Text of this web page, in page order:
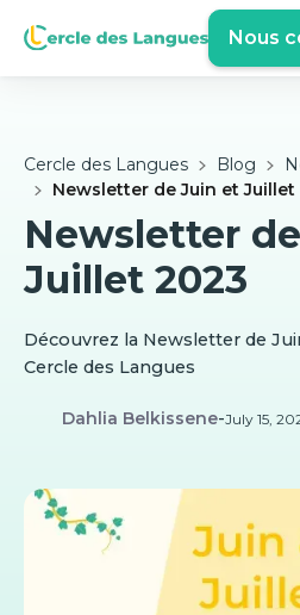
Nous
Cercle des Langues Blog
Newsletter de Juin et Juillet
Newsletter
Juillet 2023
Découvrez la Newsletter de
Cercle des Langues
Dahlia Belkissene-July 15,